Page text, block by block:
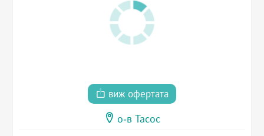
виж офертата
о-в Тасос